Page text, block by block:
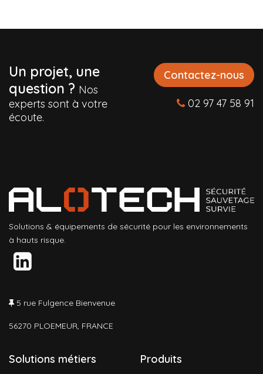
Un projet, une
question ? Nos
experts sont à votre
écoute.
Contactez-nous
02 97 47 58 91
Solutions & équipements de sécurité pour les environnements
à hauts risque.
5 rue Fulgence Bienvenue
56270 PLOEMEUR, FRANCE
Solutions métiers Produits